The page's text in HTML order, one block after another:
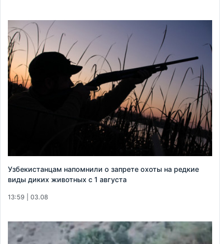
Узбекистанцам напомнили о запрете охоты на редкие
виды диких животных с 1 августа
13:59 | 03.08